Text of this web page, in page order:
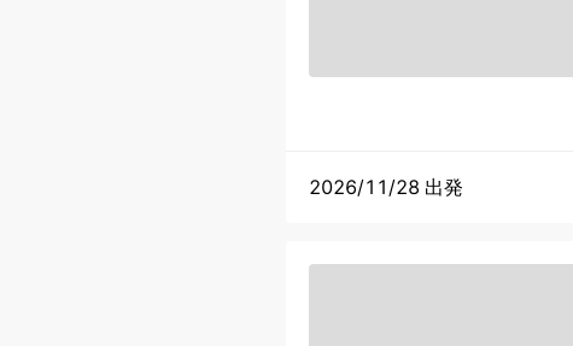
2026/11/28 出発